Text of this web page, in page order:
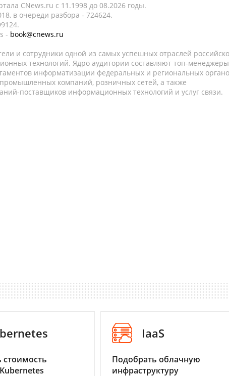
CNews.ru c 11.1998 до 08.2026 годы.
в очереди разбора - 724624.
- book@cnews.ru
и сотрудники одной из самых успешных отраслей
технологий. Ядро аудитории составляют топ-
информатизации федеральных и региональных
промышленных компаний, розничных сетей, а также
поставщиков информационных технологий и услуг связи.
стоимость
IaaS
Подобрать облачную
инфраструктуру